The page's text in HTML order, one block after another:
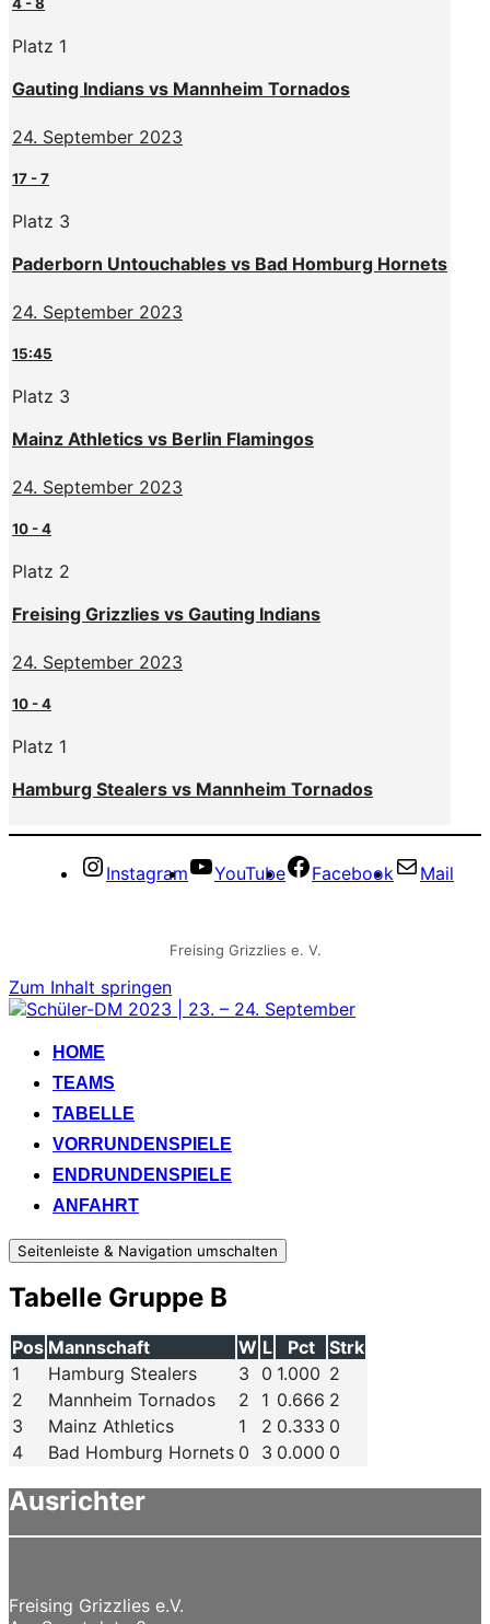
Platz 1
Gauting Indians vs Mannheim Tornados
24. September 2023
17 -7
Platz 3
Paderborn Untouchables vs Bad Homburg Hornets
24. September 2023
15:45
Platz 3
Mainz Athletics vs Berlin Flamingos
24. September 2023
10 -4
Platz 2
Freising Grizzlies vs Gauting Indians
24. September 2023
10 -4
Platz 1
Hamburg Stealers vs Mannheim Tornados
Instagram YouTube Facebook Mail
Freising Grizzlies e. V.
Zum Inhalt springen
HOME
TEAMS
TABELLE
VORRUNDENSPIELE
ENDRUNDENSPIELE
ANFAHRT
Seitenleiste & Navigation umschalten
Tabelle Gruppe B
Pos Mannschaft W L Pct
Strk
1
Hamburg Stealers 3 0 1.000 2
2
Mannheim Tornados 2 1 0.666 2
3
Mainz Athletics 1 2 0.333 0
4
Bad Homburg Hornets 0 3 0.000 0
Ausrichter
Freising Grizzlies e.V.